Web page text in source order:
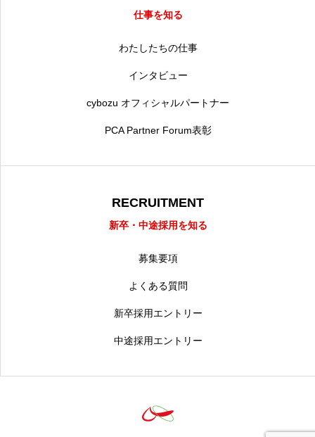
仕事を知る
わたしたちの仕事
インタビュー
cybozu オフィシャルパートナー
PCA Partner Forum表彰
RECRUITMENT
新卒・中途採用を知る
募集要項
よくある質問
新卒採用エントリー
中途採用エントリー